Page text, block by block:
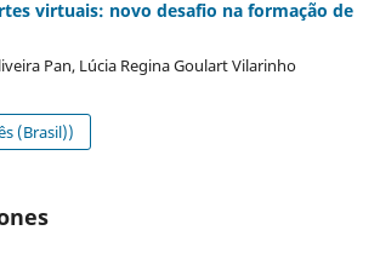
virtuais: novo desafio na formação de
Pan, Lúcia Regina Goulart Vilarinho
(Brasil))